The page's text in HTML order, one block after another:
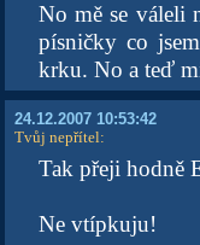
No mě se váleli
písničky co
krku. No a teď
24.12.2007 10:53:42
Tvůj nepřítel:
Tak přeji hodně
Ne vtípkuju!